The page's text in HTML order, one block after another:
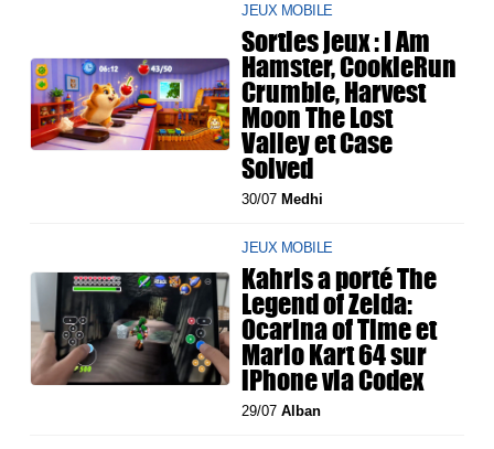
JEUX MOBILE
Sorties jeux : I Am
Hamster, CookieRun
Crumble, Harvest
Moon The Lost
Valley et Case
Solved
30/07Medhi
JEUX MOBILE
Kahris a porté The
Legend of Zelda:
Ocarina of Time et
Mario Kart 64 sur
iPhone via Codex
29/07Alban